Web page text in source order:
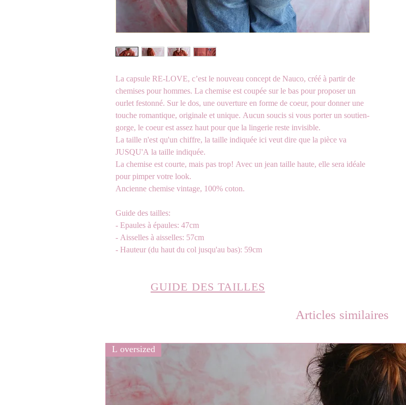
La capsule RE-LOVE, c’est le nouveau concept de Nauco, créé à partir de
chemises pour hommes. La chemise est coupée sur le bas pour proposer un
ourlet festonné. Sur le dos, une ouverture en forme de coeur, pour donner une
touche romantique, originale et unique. Aucun soucis si vous porter un soutien-
gorge, le coeur est assez haut pour que la lingerie reste invisible.
La taille n'est qu'un chiffre, la taille indiquée ici veut dire que la pièce va
JUSQU'A la taille indiquée.
La chemise est courte, mais pas trop! Avec un jean taille haute, elle sera idéale
pour pimper votre look.
Ancienne chemise vintage, 100% coton.
Guide des tailles:
- Epaules à épaules: 47cm
- Aisselles à aisselles: 57cm
- Hauteur (du haut du col jusqu'au bas): 59cm
GUIDE DES TAILLES
Articles similaires
L oversized